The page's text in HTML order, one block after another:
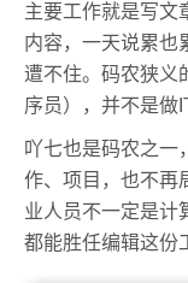
主要工作就是写文
内容，一天说累也
遭不住。码农狭义
序员），并不是做
吖七也是码农之一
作、项目，也不再
业人员不一定是计
都能胜任编辑这份